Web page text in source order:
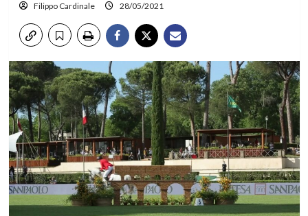
Filippo Cardinale 28/05/2021